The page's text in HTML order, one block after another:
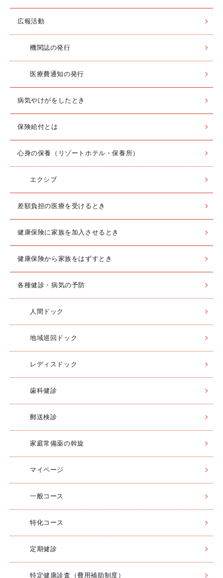
広報活動
機関誌の発行
医療費通知の発行
病気やけがをしたとき
保険給付とは
心身の保養（リゾートホテル・保養所）
エクシブ
差額負担の医療を受けるとき
健康保険に家族を加入させるとき
健康保険から家族をはずすとき
各種健診・病気の予防
人間ドック
地域巡回ドック
レディスドック
歯科健診
郵送検診
家庭常備薬の斡旋
マイページ
一般コース
特化コース
定期健診
特定健康診査（費用補助制度）